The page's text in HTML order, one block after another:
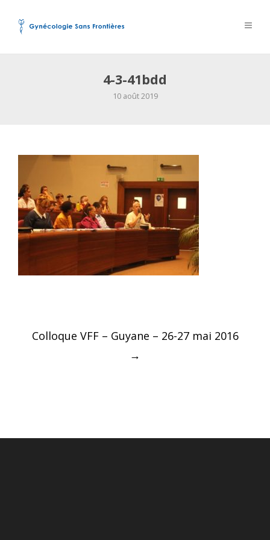
4-3-41bdd
10 août 2019
Post
navigation
Colloque VFF – Guyane – 26-27 mai 2016
→